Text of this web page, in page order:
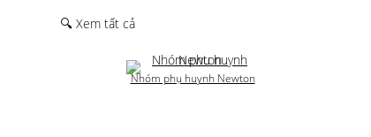
🔍 Xem tất cả
Nhóm phụ huynh Newton